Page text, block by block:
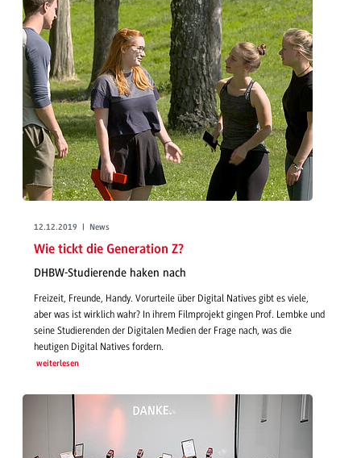
12.12.2019 | News
Wie tickt die Generation Z?
DHBW-Studierende haken nach
Freizeit, Freunde, Handy. Vorurteile über Digital Natives gibt es viele,
aber was ist wirklich wahr? In ihrem Filmprojekt gingen Prof. Lembke und
seine Studierenden der Digitalen Medien der Frage nach, was die
heutigen Digital Natives fordern.
weiterlesen